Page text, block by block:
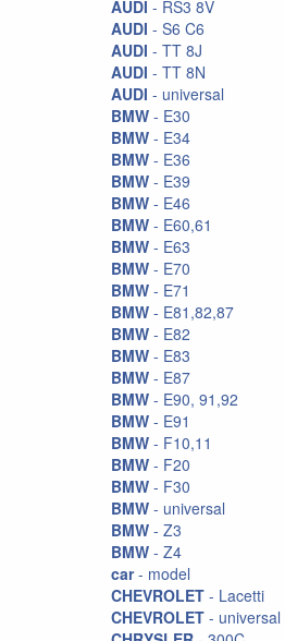
Продукция Hella
Продукция Motul
Пружины Eibach
Распорки Ultraracing
Распорки стоек Wiechers
Растяжки стоек
Решетки радиатора
Тормоза EBC
Тормоза StopTech
Фильтра K&N
AUDI - RS3 8V
AUDI - S6 C6
AUDI - TT 8J
AUDI - TT 8N
AUDI - universal
BMW - E30
BMW - E34
BMW - E36
BMW - E39
BMW - E46
BMW - E60,61
BMW - E63
BMW - E70
BMW - E71
BMW - E81,82,87
BMW - E82
BMW - E83
BMW - E87
BMW - E90, 91,92
BMW - E91
BMW - F10,11
BMW - F20
BMW - F30
BMW - universal
BMW - Z3
BMW - Z4
car- model
CHEVROLET - Lacetti
CHEVROLET - universal